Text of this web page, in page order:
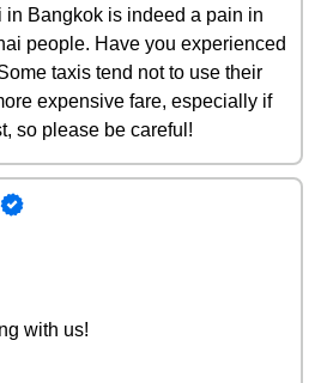
in Bangkok is indeed a pain in
people. Have you experienced
taxis tend not to use their
expensive fare, especially if
so please be careful!
with us!